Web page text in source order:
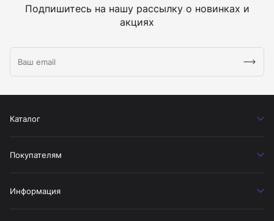
Подпишитесь на нашу рассылку о новинках и
акциях
Каталог
Покупателям
Информация